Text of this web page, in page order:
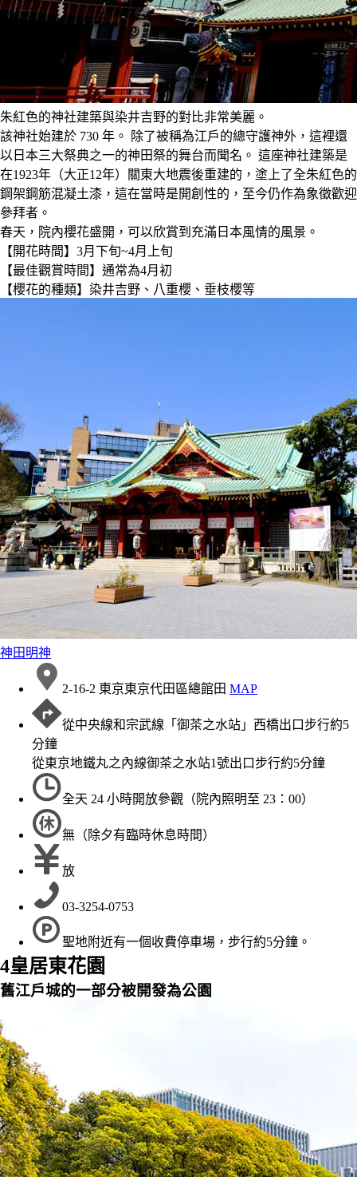
朱紅色的神社建築與染井吉野的對比非常美麗。
該神社始建於 730 年。 除了被稱為江戶的總守護神外，這裡還
以日本三大祭典之一的神田祭的舞台而聞名。 這座神社建築是
在1923年（大正12年）關東大地震後重建的，塗上了全朱紅色的
鋼架鋼筋混凝土漆，這在當時是開創性的，至今仍作為象徵歡迎
參拜者。
春天，院內櫻花盛開，可以欣賞到充滿日本風情的風景。
【開花時間】3月下旬~4月上旬
【最佳觀賞時間】通常為4月初
【櫻花的種類】染井吉野、八重櫻、垂枝櫻等
神田明神
2-16-2 東京東京代田區總館田 MAP
從中央線和宗武線「御茶之水站」西橋出口步行約5
分鐘
從東京地鐵丸之內線御茶之水站1號出口步行約5分鐘
全天 24 小時開放參觀（院內照明至 23：00）
無（除夕有臨時休息時間）
放
03-3254-0753
聖地附近有一個收費停車場，步行約5分鐘。
4皇居東花園
舊江戶城的一部分被開發為公園